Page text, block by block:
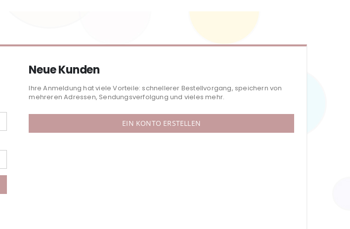
Neue Kunden
Ihre Anmeldung hat viele Vorteile: schnellerer Bestellvorgang, speichern von
mehreren Adressen, Sendungsverfolgung und vieles mehr.
EIN KONTO ERSTELLEN